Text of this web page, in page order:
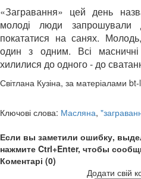
«Загравання» цей день
молоді люди запрошували
покататися на санях.
один з одним. Всі
хилилися до одного - до
Світлана Кузіна, за матеріалами
Ключові слова: Масляна,
Если вы заметили ошибку,
нажмите Ctrl+Enter, чтобы
Коментарі (0)
Додати свій